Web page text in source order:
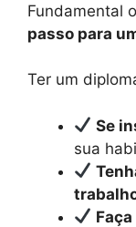
Fundamental
passo para
Ter um
Se
sua